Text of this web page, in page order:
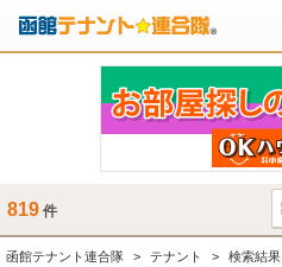
819 件
函館テナント連合隊 テナント 検索結果